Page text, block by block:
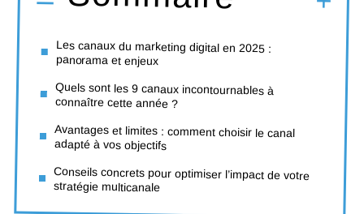
Les canaux du marketing digital en 2025 :
panorama et enjeux
Quels sont les 9 canaux incontournables à
connaître cette année ?
Avantages et limites : comment choisir le canal
adapté à vos objectifs
Conseils concrets pour optimiser l’impact de votre
stratégie multicanale